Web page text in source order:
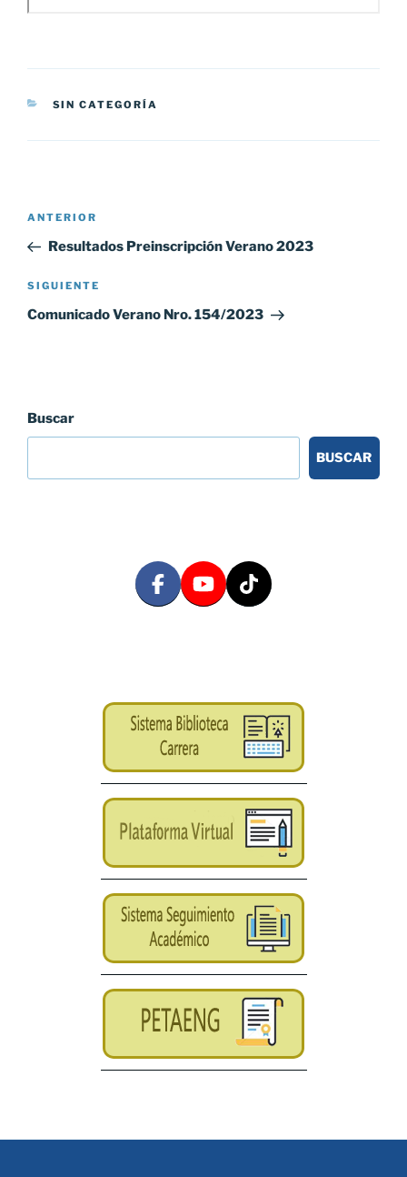
CATEGORÍAS
SIN CATEGORÍA
Navegación
entradas
Entrada
anterior:
ANTERIOR
Resultados Preinscripción Verano 2023
Siguiente
entrada
SIGUIENTE
Comunicado Verano Nro. 154/2023
Buscar
BUSCAR